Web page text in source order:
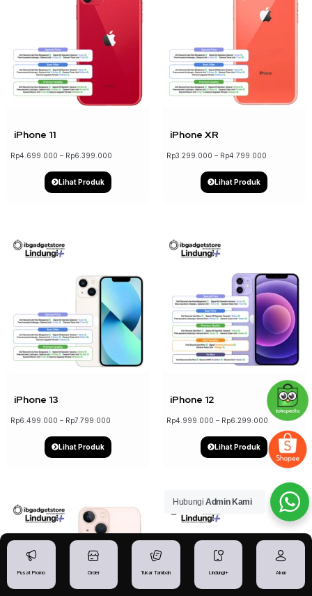
iPhone 11
Rp4.699.000 – Rp6.399.000
Lihat Produk
iPhone XR
Rp3.299.000 – Rp4.799.000
Lihat Produk
iPhone 13
Rp6.499.000 – Rp7.799.000
Lihat Produk
↓ 21%
iPhone 12
Rp4.999.000 – Rp6.299.000
Lihat Produk
Pusat Promo Order Tukar Tambah Lindungi+ Akun
Hubungi Admin Kami